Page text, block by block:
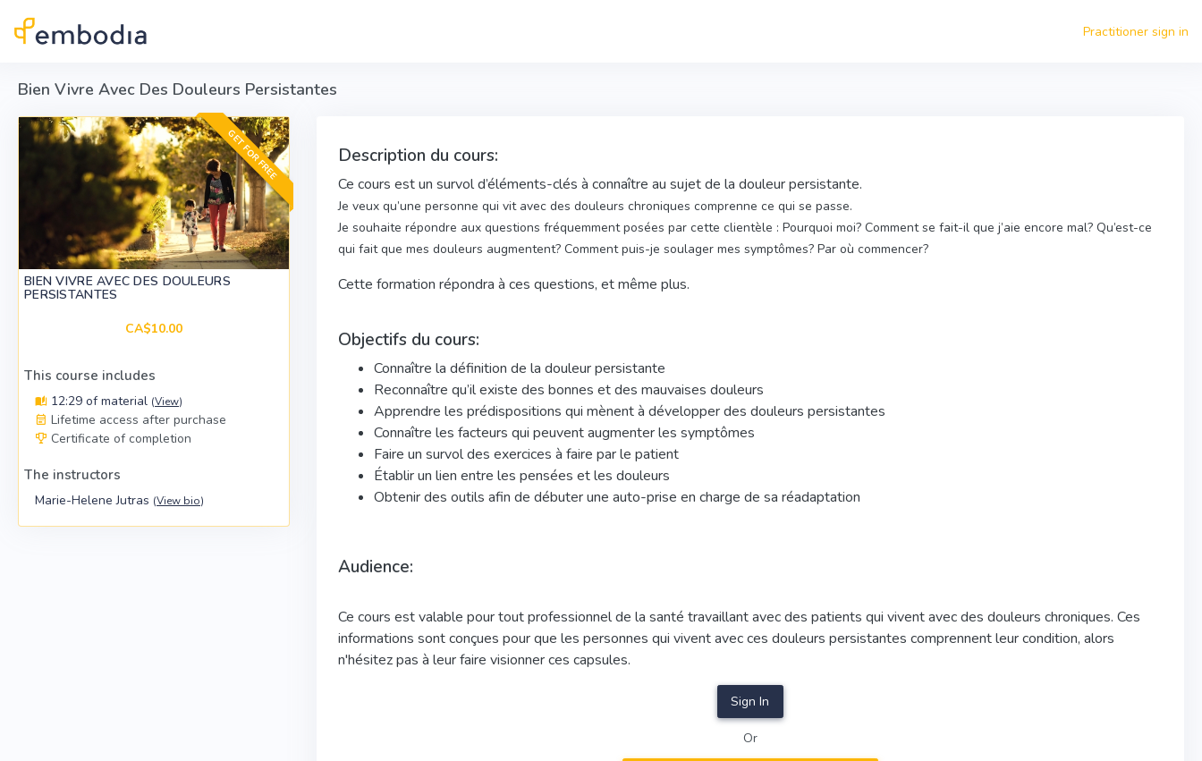
Practitioner sign in
Bien Vivre Avec Des Douleurs Persistantes
GET FOR FREE
BIEN VIVRE AVEC DES DOULEURS
PERSISTANTES
CA$10.00
This course includes
12:29 of material (View)
Lifetime access after purchase
Certificate of completion
The instructors
Marie-Helene Jutras (View bio)
Description du cours:
Ce cours est un survol d’éléments-clés à connaître au sujet de la douleur persistante.
Je veux qu’une personne qui vit avec des douleurs chroniques comprenne ce qui se passe.
Je souhaite répondre aux questions fréquemment posées par cette clientèle : Pourquoi moi? Comment se fait-il que j’aie encore mal? Qu’est-ce
qui fait que mes douleurs augmentent? Comment puis-je soulager mes symptômes? Par où commencer?
Cette formation répondra à ces questions, et même plus.
Objectifs du cours:
Connaître la définition de la douleur persistante
Reconnaître qu’il existe des bonnes et des mauvaises douleurs
Apprendre les prédispositions qui mènent à développer des douleurs persistantes
Connaître les facteurs qui peuvent augmenter les symptômes
Faire un survol des exercices à faire par le patient
Établir un lien entre les pensées et les douleurs
Obtenir des outils afin de débuter une auto-prise en charge de sa réadaptation
Audience:
Ce cours est valable pour tout professionnel de la santé travaillant avec des patients qui vivent avec des douleurs chroniques. Ces
informations sont conçues pour que les personnes qui vivent avec ces douleurs persistantes comprennent leur condition, alors
n'hésitez pas à leur faire visionner ces capsules.
Sign In
Or